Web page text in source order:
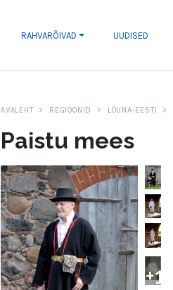
RAHVARÕIVAD UUDISED
AVALEHT REGIOONID LÕUNA-EESTI
Paistu mees
+1